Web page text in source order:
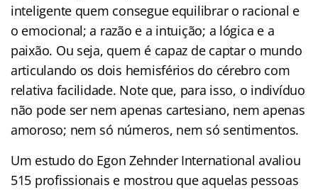
inteligente quem consegue equilibrar o racional e
o emocional; a razão e a intuição; a lógica e a
paixão. Ou seja, quem é capaz de captar o mundo
articulando os dois hemisférios do cérebro com
relativa facilidade. Note que, para isso, o indivíduo
não pode ser nem apenas cartesiano, nem apenas
amoroso; nem só números, nem só sentimentos.
Um estudo do Egon Zehnder International avaliou
515 profissionais e mostrou que aquelas pessoas